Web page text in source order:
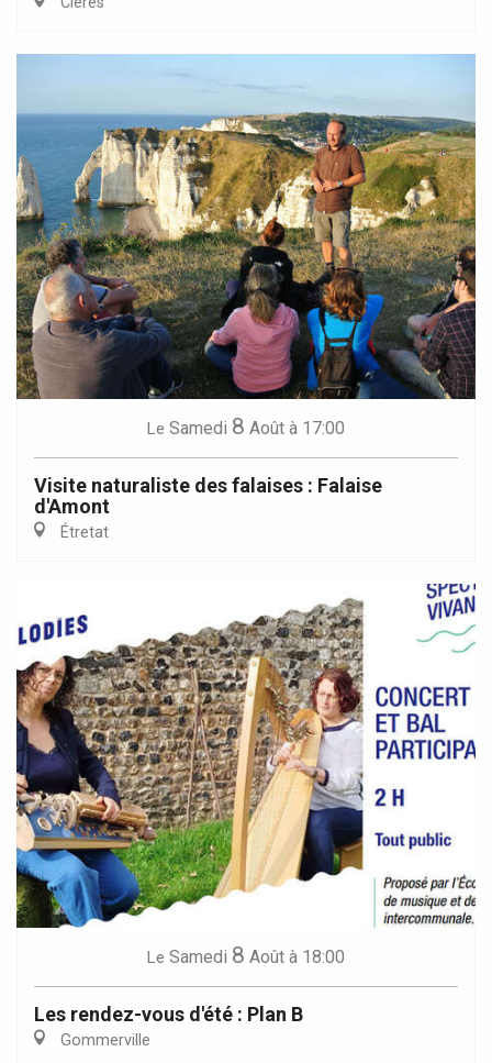
Le Samedi 8 Août à 17:00
Visite naturaliste des falaises : Falaise
d'Amont
Étretat
Le Samedi 8 Août à 18:00
Les rendez-vous d'été : Plan B
Gommerville